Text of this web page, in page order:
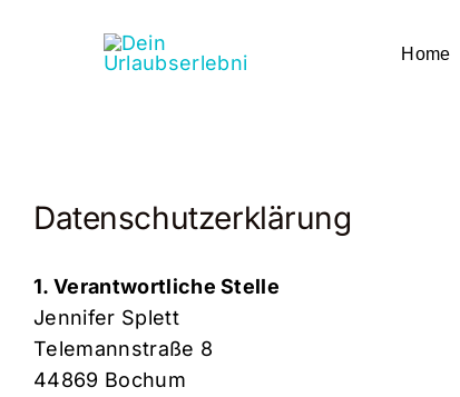
Home
Datenschutzerklärung
1. Verantwortliche Stelle
Jennifer Splett
Telemannstraße 8
44869 Bochum